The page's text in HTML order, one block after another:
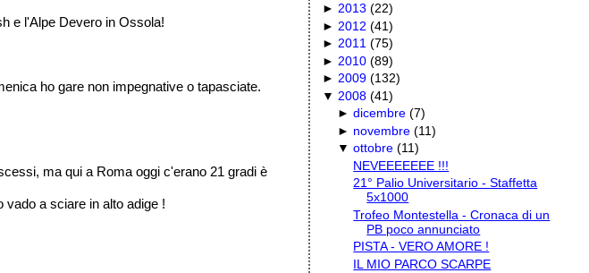
e l'Alpe Devero in Ossola!
ho gare non impegnative o tapasciate.
ma qui a Roma oggi c'erano 21 gradi è
vado a sciare in alto adige !
►2013 (22)
► 2012 (41)
►2011 (75)
► 2010 (89)
►2009 (132)
▼ 2008 (41)
►dicembre (7)
► novembre (11)
▼ottobre (11)
NEVEEEEEEE !!!
21° Palio Universitario - Staffetta
5x1000
Trofeo Montestella - Cronaca di un
PB poco annunciato
PISTA - VERO AMORE !
IL MIO PARCO SCARPE